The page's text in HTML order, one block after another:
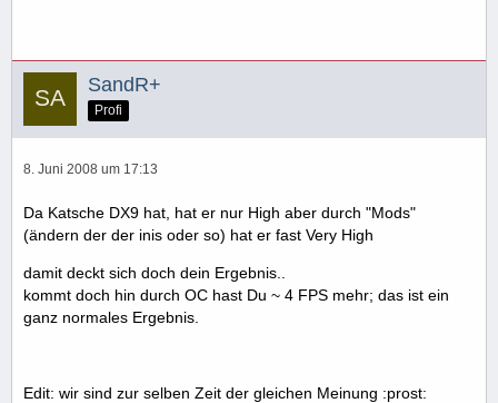
SandR+
Profi
8. Juni 2008 um 17:13
Da Katsche DX9 hat, hat er nur High aber durch "Mods"
(ändern der der inis oder so) hat er fast Very High
damit deckt sich doch dein Ergebnis..
kommt doch hin durch OC hast Du ~ 4 FPS mehr; das ist ein
ganz normales Ergebnis.
Edit: wir sind zur selben Zeit der gleichen Meinung :prost: